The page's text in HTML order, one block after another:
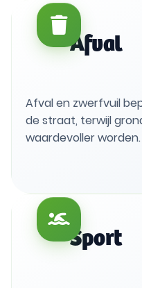
samenwerking en
mobiliteit veiliger en
Afval
Afval en zwerfvuil
de straat, terwijl
waardevoller
circulaire aanpak
schoonmaakacties
eerlijk beloond worden.
Sport